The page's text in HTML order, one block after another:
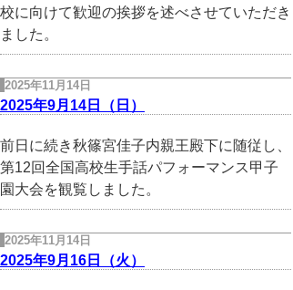
校に向けて歓迎の挨拶を述べさせていただき
ました。
2025年11月14日
2025年9月14日（日）
前日に続き秋篠宮佳子内親王殿下に随従し、
第12回全国高校生手話パフォーマンス甲子
園大会を観覧しました。
2025年11月14日
2025年9月16日（火）